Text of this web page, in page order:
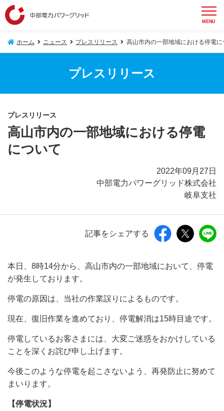
MENU
ホーム ニュース プレスリリース 高山市内の一部地域における停電に
プレスリリース
プレスリリース
高山市内の一部地域における停電
について
2022年09月27日
中部電力パワーグリッド株式会社
岐阜支社
記事をシェアする
本日、8時14分から、高山市内の一部地域において、停電
が発生しております。
停電の原因は、当社の作業誤りによるものです。
現在、復旧作業を進めており、停電解消は15時目途です。
停電しているお客さまには、大変ご迷惑をおかけしている
ことを深くお詫び申し上げます。
今後このような停電を起こさないよう、再発防止に努めて
まいります。
【停電状況】